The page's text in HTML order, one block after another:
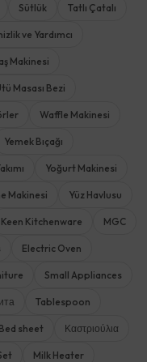
Sütlük Tatlı Çatalı
ve Yardımcı
Makinesi
Masası Bezi
Waffle Makinesi
Yemek Bıçağı
Yoğurt Makinesi
Makinesi Yüz Havlusu
Keen Kitchenware MGC
Electric Oven
Small Appliances
Tablespoon
Bed sheet Καστριούλια
Milk Heater